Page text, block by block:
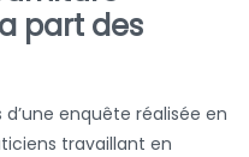
part des
enquête réalisée en
travaillant en